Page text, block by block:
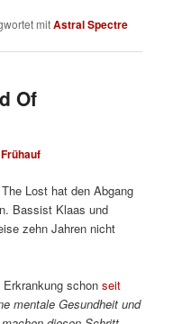
mitAstral Spectre
Of
Lost hat den Abgang
Bassist Klaas und
zehn Jahren nicht
Erkrankung schonseit
mentale Gesundheit und